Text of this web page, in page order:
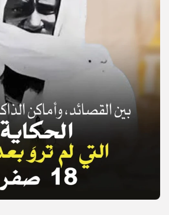
© Copyright 2025, APS